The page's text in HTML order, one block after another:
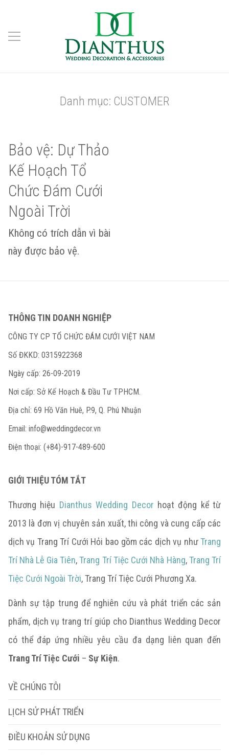
Danh mục: CUSTOMER
Bảo vệ: Dự Thảo
Kế Hoạch Tổ
Chức Đám Cưới
Ngoài Trời
Không có trích dẫn vì bài
này được bảo vệ.
THÔNG TIN DOANH NGHIỆP
CÔNG TY CP TỔ CHỨC ĐÁM CƯỚI VIỆT NAM
Số ĐKKD: 0315922368
Ngày cấp: 26-09-2019
Nơi cấp: Sở Kế Hoạch & Đầu Tư TPHCM.
Địa chỉ: 69 Hồ Văn Huê, P.9, Q. Phú Nhuận
Email: info@weddingdecor.vn
Điện thoại: (+84)-917-489-600
GIỚI THIỆU TÓM TẮT
Thương hiệu Dianthus Wedding Decor hoạt động kể từ
2013 là đơn vị chuyên sản xuất, thi công và cung cấp các
dịch vụ Trang Trí Cưới Hỏi bao gồm các dịch vụ nhưTrang
Trí Nhà Lễ Gia Tiên,Trang Trí Tiệc Cưới Nhà Hàng,Trang Trí
Tiệc Cưới Ngoài Trời, Trang Trí Tiệc Cưới Phương Xa.
Dành sự tập trung để nghiên cứu và phát triển các sản
phẩm, dịch vụ trang trí giúp cho Dianthus Wedding Decor
có thể đáp ứng nhiều yêu cầu đa dạng liên quan đến
Trang Trí Tiệc Cưới – Sự Kiện.
VỀ CHÚNG TÔI
LỊCH SỬ PHÁT TRIỂN
ĐIỀU KHOẢN SỬ DỤNG